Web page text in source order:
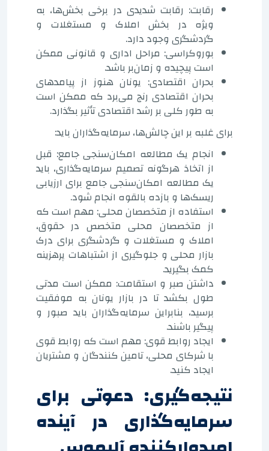
رقابت: رقابت شدیدی در برخی بخش‌ها، به
ویژه در بخش املاک و مستغلات و
گردشگری وجود دارد.
بوروکراسی: مراحل اداری و قانونی ممکن
است پیچیده و زمان‌بر باشد.
بحران اقتصادی: یونان هنوز از پیامدهای
بحران اقتصادی رنج می‌برد که ممکن است
به طور کلی بر رشد اقتصادی تأثیر بگذارد.
برای غلبه بر این چالش‌ها، سرمایه‌گذاران باید:
انجام یک مطالعه امکان‌سنجی جامع: قبل
از اتخاذ هرگونه تصمیم سرمایه‌گذاری، باید
یک مطالعه امکان‌سنجی جامع برای ارزیابی
ریسک‌ها و بازده بالقوه انجام شود.
استفاده از متخصصان محلی: مهم است که
از متخصصان محلی متخصص در حقوق،
املاک و مستغلات و گردشگری برای درک
بازار محلی و جلوگیری از اشتباهات پرهزینه
کمک بگیرید.
داشتن صبر و استقامت: ممکن است مدتی
طول بکشد تا در بازار یونان به موفقیت
برسید، بنابراین سرمایه‌گذاران باید صبور و
پیگیر باشند.
ایجاد روابط قوی: مهم است که روابط قوی
با شرکای محلی، تامین کنندگان و مشتریان
ایجاد کنید.
نتیجه‌گیری: دعوتی برای
سرمایه‌گذاری در آینده